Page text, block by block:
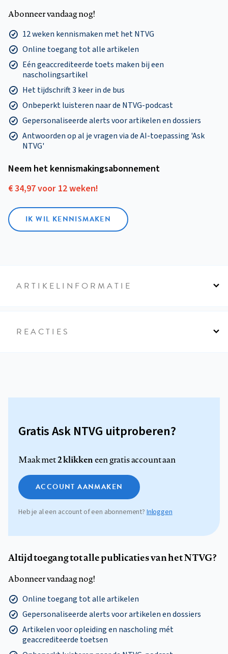
Abonneer vandaag nog!
12 weken kennismaken met het NTVG
Online toegang tot alle artikelen
Eén geaccrediteerde toets maken bij een
nascholingsartikel
Het tijdschrift 3 keer in de bus
Onbeperkt luisteren naar de NTVG-podcast
Gepersonaliseerde alerts voor artikelen en dossiers
Antwoorden op al je vragen via de AI-toepassing 'Ask
NTVG'
Neem het kennismakings­abonnement
€ 34,97 voor 12 weken!
IK WIL KENNISMAKEN
ARTIKELINFORMATIE
REACTIES
Gratis Ask NTVG uitproberen?
Maak met2 klikkeneen gratis account aan
ACCOUNT AANMAKEN
Heb je al een account of een abonnement?Inloggen
Altijd toegang tot alle publicaties van het NTVG?
Abonneer vandaag nog!
Online toegang tot alle artikelen
Gepersonaliseerde alerts voor artikelen en dossiers
Artikelen voor opleiding en nascholing mét
geaccrediteerde toetsen